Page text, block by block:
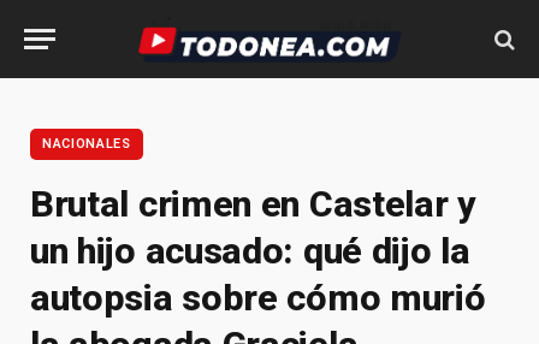
NACIONALES
Brutal crimen en Castelar y
un hijo acusado: qué dijo la
autopsia sobre cómo murió